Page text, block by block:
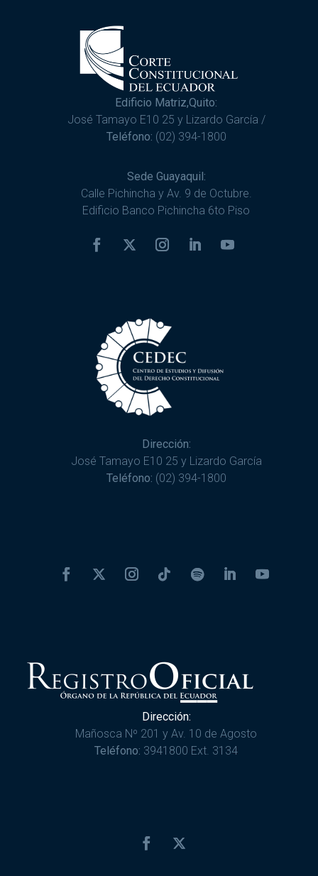
Edificio Matriz,Quito:
José Tamayo E10 25 y Lizardo García /
Teléfono: (02) 394-1800
Sede Guayaquil:
Calle Pichincha y Av. 9 de Octubre.
Edificio Banco Pichincha 6to Piso
Dirección:
José Tamayo E10 25 y Lizardo García
Teléfono: (02) 394-1800
Dirección:
Mañosca Nº 201 y Av. 10 de Agosto
Teléfono: 3941800 Ext. 3134